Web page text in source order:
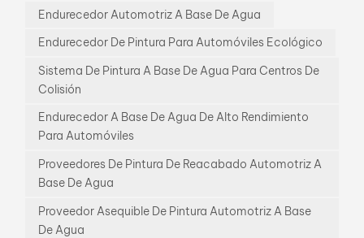
Endurecedor Automotriz A Base De Agua
Endurecedor De Pintura Para Automóviles Ecológico
Sistema De Pintura A Base De Agua Para Centros De
Colisión
Endurecedor A Base De Agua De Alto Rendimiento
Para Automóviles
Proveedores De Pintura De Reacabado Automotriz A
Base De Agua
Proveedor Asequible De Pintura Automotriz A Base
De Agua